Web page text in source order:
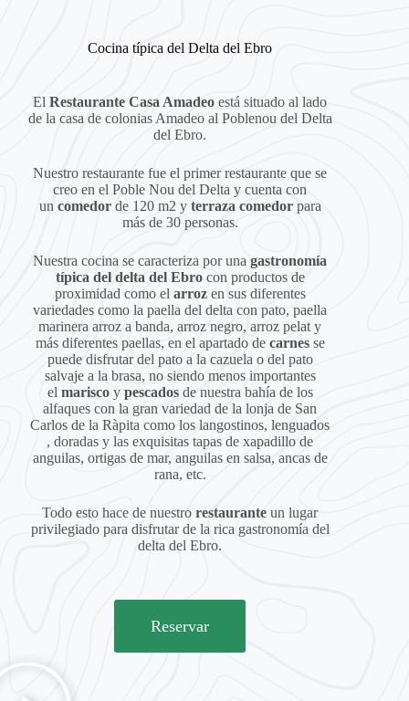
Cocina típica del Delta del Ebro
ElRestaurante Casa Amadeoestá situado al lado
de la casa de colonias Amadeo al Poblenou del Delta
del Ebro.
Nuestro restaurante fue el primer restaurante que se
creo en el Poble Nou del Delta y cuenta con
un comedor de 120 m2 y terraza comedorpara
más de 30 personas.
Nuestra cocina se caracteriza por una gastronomía
típica del delta del Ebrocon productos de
proximidad como el arroz en sus diferentes
variedades como la paella del delta con pato, paella
marinera arroz a banda, arroz negro, arroz pelat y
más diferentes paellas, en el apartado de carnes se
puede disfrutar del pato a la cazuela o del pato
salvaje a la brasa, no siendo menos importantes
el marisco y pescados de nuestra bahía de los
alfaques con la gran variedad de la lonja de San
Carlos de la Ràpita como los langostinos, lenguados
, doradas y las exquisitas tapas de xapadillo de
anguilas, ortigas de mar, anguilas en salsa, ancas de
rana, etc.
Todo esto hace de nuestrorestauranteun lugar
privilegiado para disfrutar de la rica gastronomía del
delta del Ebro.
Reservar